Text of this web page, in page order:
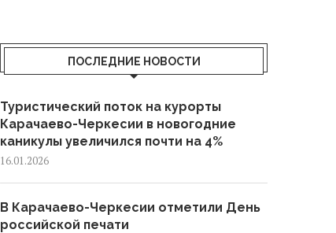
ПОСЛЕДНИЕ НОВОСТИ
Туристический поток на курорты
Карачаево-Черкесии в новогодние
каникулы увеличился почти на 4%
16.01.2026
В Карачаево-Черкесии отметили День
российской печати